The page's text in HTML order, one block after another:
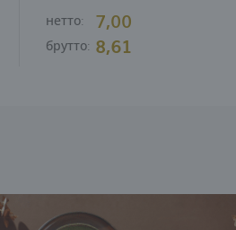
нетто: 7,00
брутто: 8,61